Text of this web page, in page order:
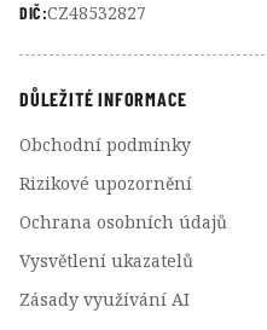
DIČ:CZ48532827
DŮLEŽITÉ INFORMACE
Obchodní podmínky
Rizikové upozornění
Ochrana osobních údajů
Vysvětlení ukazatelů
Zásady využívání AI